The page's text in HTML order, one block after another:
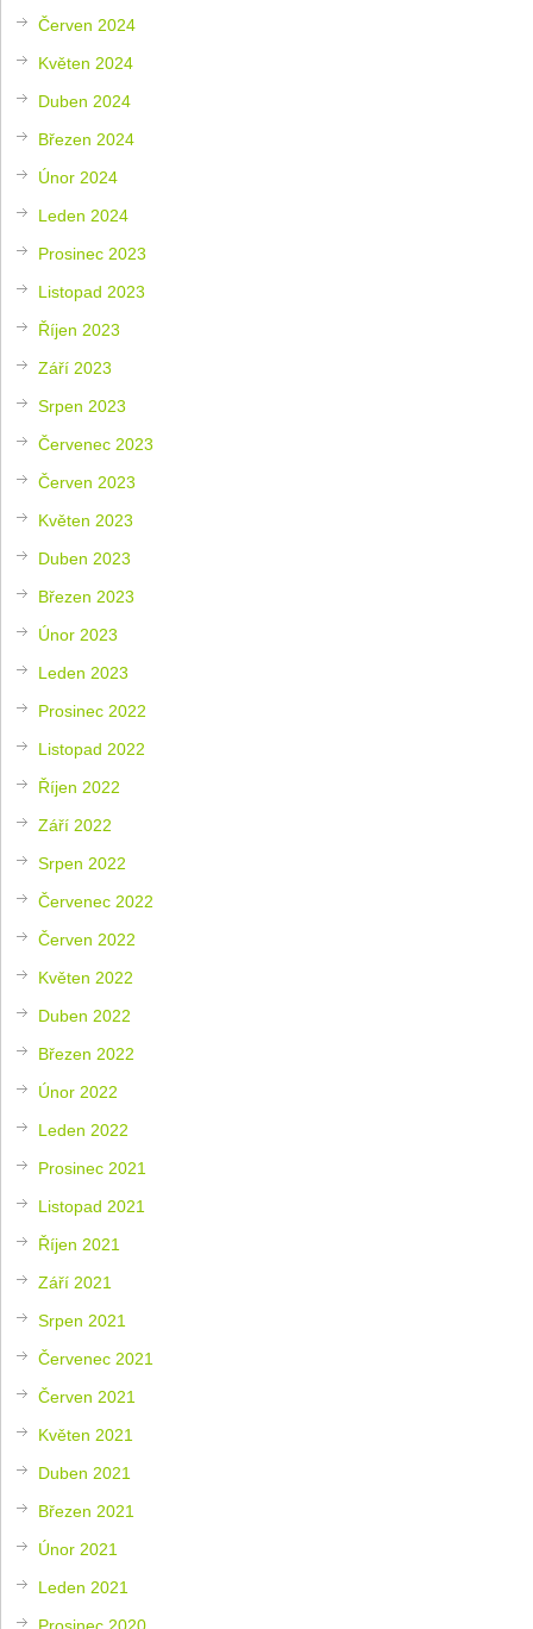
Červen 2024
Květen 2024
Duben 2024
Březen 2024
Únor 2024
Leden 2024
Prosinec 2023
Listopad 2023
Říjen 2023
Září 2023
Srpen 2023
Červenec 2023
Červen 2023
Květen 2023
Duben 2023
Březen 2023
Únor 2023
Leden 2023
Prosinec 2022
Listopad 2022
Říjen 2022
Září 2022
Srpen 2022
Červenec 2022
Červen 2022
Květen 2022
Duben 2022
Březen 2022
Únor 2022
Leden 2022
Prosinec 2021
Listopad 2021
Říjen 2021
Září 2021
Srpen 2021
Červenec 2021
Červen 2021
Květen 2021
Duben 2021
Březen 2021
Únor 2021
Leden 2021